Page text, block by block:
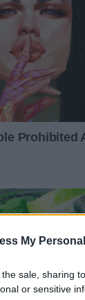
My
sale, sharing
or sensitive